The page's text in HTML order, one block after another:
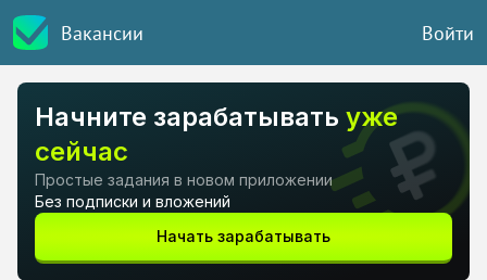
Вакансии Войти
Начните зарабатывать уже
сейчас
Простые задания в новом приложении
Без подписки и вложений
Начать зарабатывать